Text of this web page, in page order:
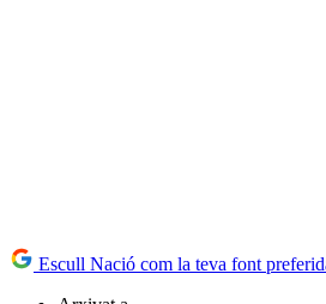
Escull Nació com la teva font